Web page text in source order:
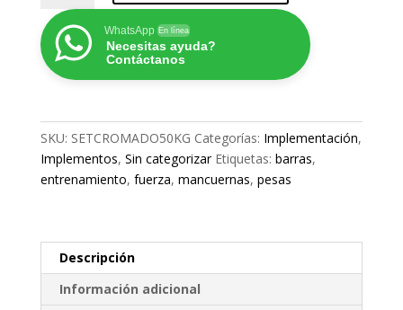
BARRAS
CROMADO
50
kgs
cantidad
WhatsApp En línea
Necesitas ayuda?
Contáctanos
SKU: SETCROMADO50KG Categorías: Implementación,
Implementos, Sin categorizar Etiquetas: barras,
entrenamiento, fuerza, mancuernas, pesas
Descripción
Información adicional